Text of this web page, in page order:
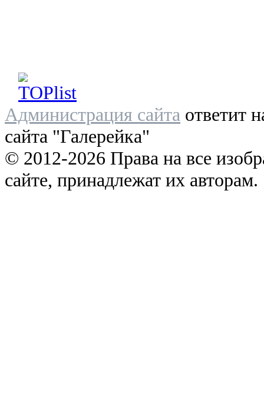
Администрация сайта ответит
сайта "Галерейка"
© 2012-2026 Права на все
сайте, принадлежат их авторам.